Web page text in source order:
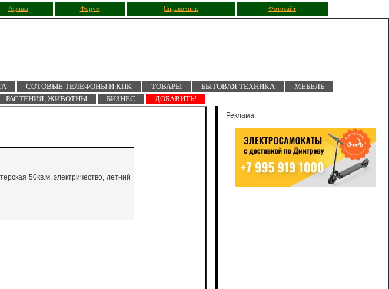
Афиша Форум Справочник Фотосайт
СОТОВЫЕ ТЕЛЕФОНЫ И КПК ТОВАРЫ БЫТОВАЯ ТЕХНИКА
МЕБЕЛЬ
РАСТЕНИЯ, ЖИВОТНЫ БИЗНЕС ДОБАВИТЬ!
50кв.м, электричество, летний
Реклама: